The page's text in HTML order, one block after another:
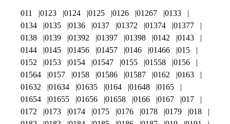
011 0123 0124 0125 0126 01267
0133
0134
0135 0136 0137 01372 01374
01377
0138
0139 01392 01397 01398 0142
0143
0144
0145 01456 01457 0146 01466
015
0152
0153 0154 01547 0155 01558
0156
01564
0157 0158 01586 01587 0162
0163
01632
01634 01635 0164 01648
0165
01654
01655 01656 01658 0166 0167
017
0172
0173 0174 0175 0176 0178 0179
018